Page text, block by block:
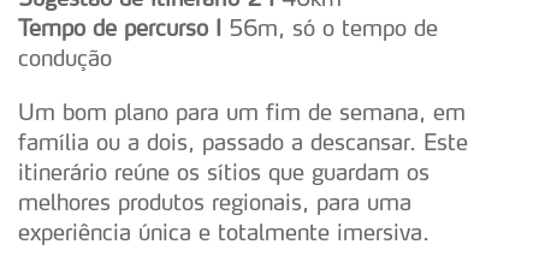
Tempo de percurso I 56m, só o tempo de
condução
Um bom plano para um fim de semana, em
família ou a dois, passado a descansar. Este
itinerário reúne os sítios que guardam os
melhores produtos regionais, para uma
experiência única e totalmente imersiva.